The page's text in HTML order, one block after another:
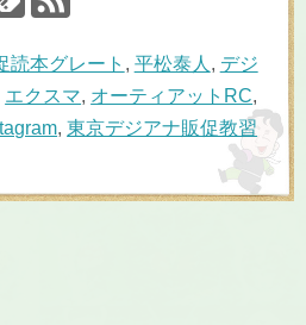
読本グレート , 平松泰人 , デジ
エクスマ, オーティアットRC,
,東京デジアナ販促教習